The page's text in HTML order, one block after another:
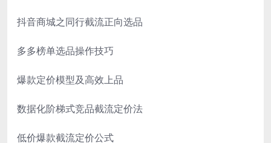
抖音商城之同行截流正向选品
多多榜单选品操作技巧
爆款定价模型及高效上品
数据化阶梯式竞品截流定价法
低价爆款截流定价公式